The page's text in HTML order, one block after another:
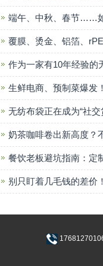
端午、中秋、春节……
覆膜、烫金、铝箔、
作为一家有10年经验的
生鲜电商、预制菜爆发
无纺布袋正在成为“社交
奶茶咖啡卷出新高度？
餐饮老板避坑指南：定
别只盯着几毛钱的差价